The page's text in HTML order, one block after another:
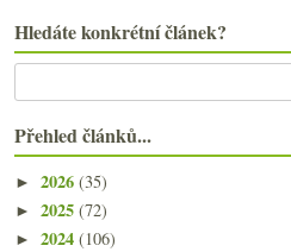
Hledáte konkrétní článek?
Přehled článků...
► 2026 (35)
► 2025 (72)
► 2024 (106)